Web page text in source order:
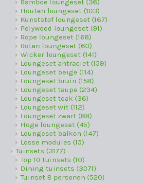
Bamboe loungeset(36)
Houten loungeset(103)
Kunststof loungeset(167)
Polywood loungeset(91)
Rope loungeset(168)
Rotan loungeset(60)
Wicker loungeset(141)
Loungeset antraciet(159)
Loungeset beige(114)
Loungeset bruin(158)
Loungeset taupe(234)
Loungeset teak(36)
Loungeset wit(112)
Loungeset zwart(88)
Hoge loungeset(45)
Loungeset balkon(147)
Losse modules(15)
Tuinsets(3177)
Top 10 tuinsets(10)
Dining tuinsets(3071)
Tuinset 8 personen(520)